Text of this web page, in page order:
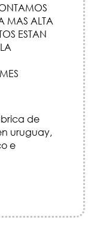
MAS ALTA
ESTAN
de
uruguay,
e